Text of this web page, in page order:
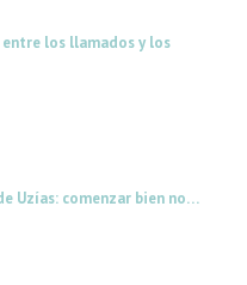
los llamados y los
Uzías: comenzar bien no…